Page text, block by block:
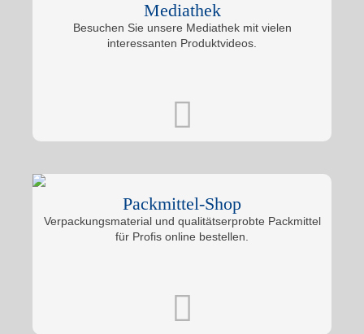
Mediathek
Besuchen Sie unsere Mediathek mit vielen
interessanten Produktvideos.
Packmittel-Shop
Verpackungsmaterial und qualitätserprobte Packmittel
für Profis online bestellen.